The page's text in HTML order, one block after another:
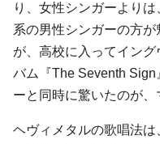
り、女性シンガーより
系の男性シンガーの方
が、高校に入ってイン
バム『The Seventh
ーと同時に驚いたのが、
ヘヴィメタルの歌唱法